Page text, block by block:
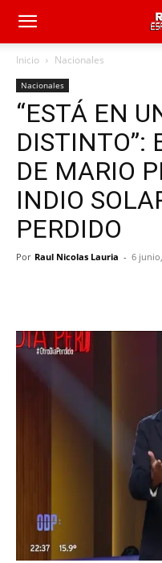
Inicio Nacionales
Nacionales
“ESTÁ EN
DISTINTO”:
DE MARIO
INDIO
PERDIDO
Por Raul Nicolas Lauria - 6